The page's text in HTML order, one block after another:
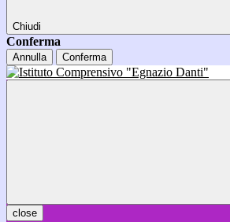
Chiudi
Conferma
Annulla Conferma
close